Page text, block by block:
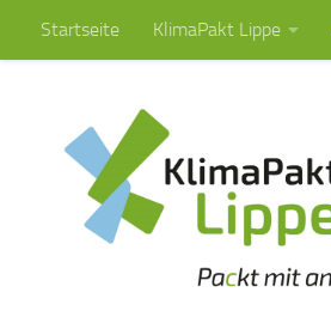
Zum Inhalt springen
Startseite KlimaPakt Lippe